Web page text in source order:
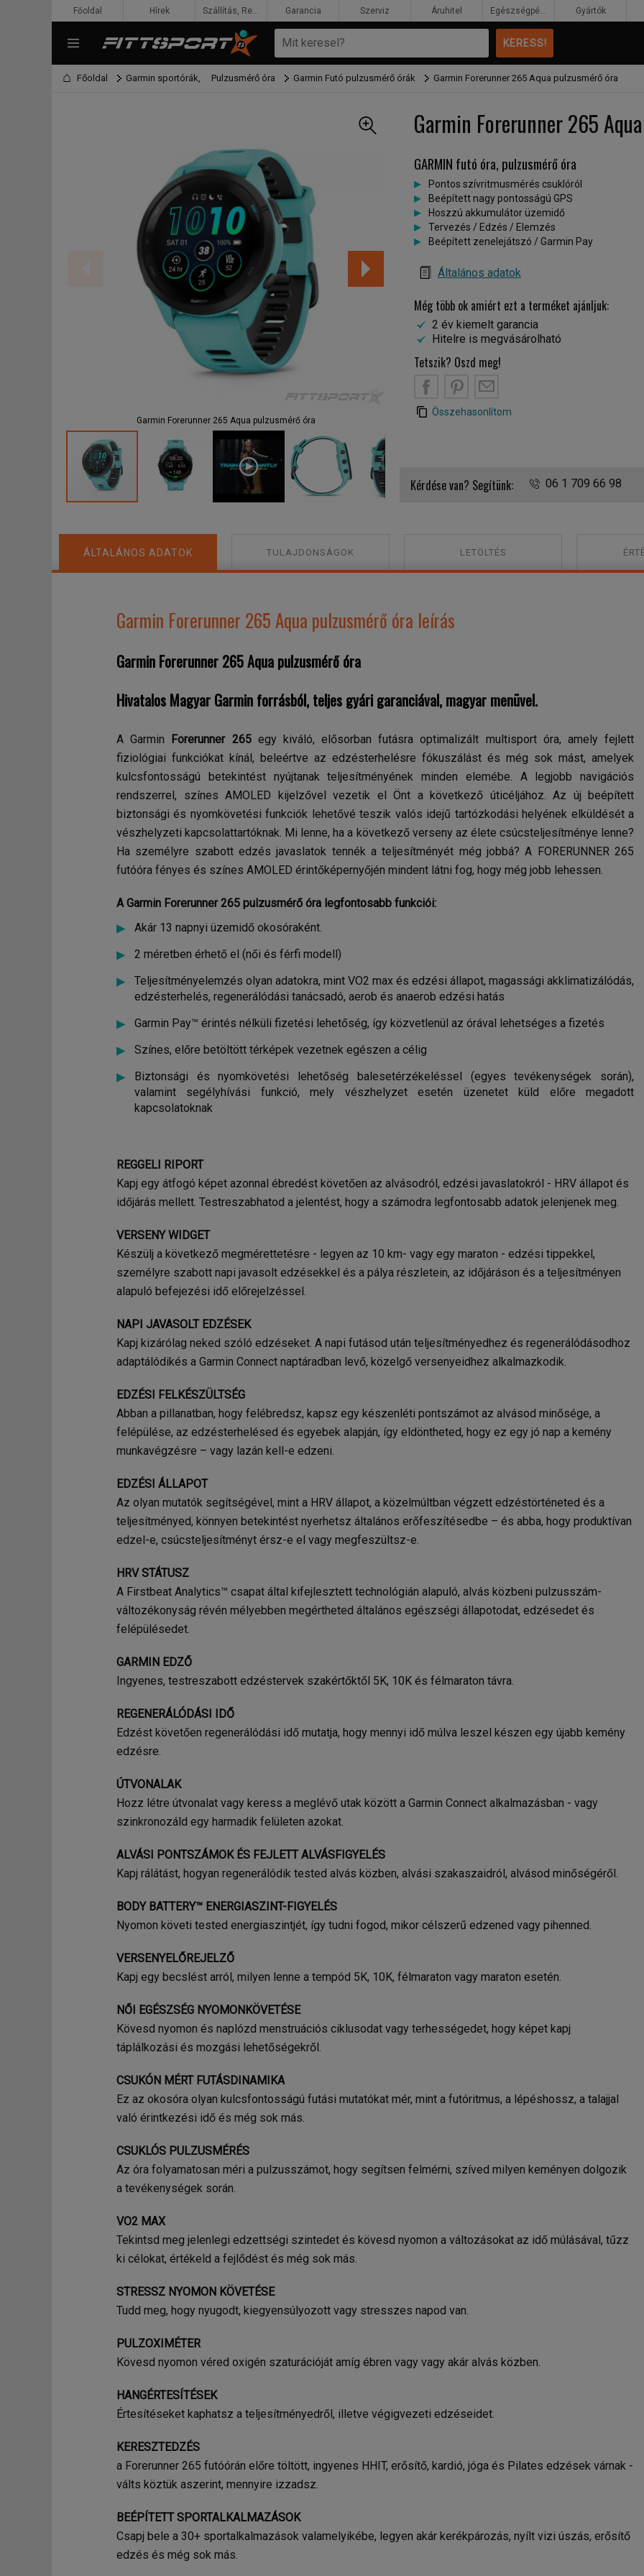
Főoldal Garmin sportórák, Pulzusmérő óra Garmin Futó pulzusmérő órák Garmin Forerunner 265 Aqua pulzusmérő óra
Garmin Forerunner 265
Garmin Forerunner 265 Aqua pulzusmérő óra
GARMIN futó óra, pulzusmérő óra
Pontos szívritmusmérés csuklóról
Beépített nagy pontosságú GPS
Hoszzú akkumulátor üzemidő
Tervezés / Edzés / Elemzés
Beépített zenelejátszó / Garmin Pay
Általános adatok
Még több ok amiért ezt a terméket ajánljuk:
2 év kiemelt garancia
Hitelre is megvásárolható
Tetszik? Oszd meg!
Összehasonlítom
Kérdése van? Segítünk: 06 1 709 66 98
ÁLTALÁNOS ADATOK TULAJDONSÁGOK LETÖLTÉS
Garmin Forerunner 265 Aqua pulzusmérő óra leírás
Garmin Forerunner 265 Aqua pulzusmérő óra
Hivatalos Magyar Garmin forrásból, teljes gyári garanciával, magyar menüvel.
A Garmin Forerunner 265egy kiváló, elősorban futásra optimalizált multisport óra, amely fejlett
fiziológiai funkciókat kínál, beleértve az edzésterhelésre fókuszálást és még sok mást, amelyek
kulcsfontosságú betekintést nyújtanak teljesítményének minden elemébe. A legjobb navigációs
rendszerrel, színes AMOLED kijelzővel vezetik el Önt a következő úticéljához. Az új beépített
biztonsági és nyomkövetési funkciók lehetővé teszik valós idejű tartózkodási helyének elküldését a
vészhelyzeti kapcsolattartóknak. Mi lenne, ha a következő verseny az élete csúcsteljesítménye lenne?
Ha személyre szabott edzés javaslatok tennék a teljesítményét még jobbá? A FORERUNNER 265
futóóra fényes és színes AMOLED érintőképernyőjén mindent látni fog, hogy még jobb lehessen.
A Garmin Forerunner 265 pulzusmérő óra legfontosabb funkciói:
Akár 13 napnyi üzemidő okosóraként.
2 méretben érhető el (női és férfi modell)
Teljesítményelemzés olyan adatokra, mint VO2 max és edzési állapot, magassági akklimatizálódás,
edzésterhelés, regenerálódási tanácsadó, aerob és anaerob edzési hatás
Garmin Pay™ érintés nélküli fizetési lehetőség, így közvetlenül az órával lehetséges a fizetés
Színes, előre betöltött térképek vezetnek egészen a célig
Biztonsági és nyomkövetési lehetőség balesetérzékeléssel (egyes tevékenységek során),
valamint segélyhívási funkció, mely vészhelyzet esetén üzenetet küld előre megadott
kapcsolatoknak
REGGELI RIPORT
Kapj egy átfogó képet azonnal ébredést követően az alvásodról, edzési javaslatokról - HRV állapot és
időjárás mellett. Testreszabhatod a jelentést, hogy a számodra legfontosabb adatok jelenjenek meg.
VERSENY WIDGET
Készülj a következő megmérettetésre - legyen az 10 km- vagy egy maraton - edzési tippekkel,
személyre szabott napi javasolt edzésekkel és a pálya részletein, az időjáráson és a teljesítményen
alapuló befejezési idő előrejelzéssel.
NAPI JAVASOLT EDZÉSEK
Kapj kizárólag neked szóló edzéseket. A napi futásod után teljesítményedhez és regenerálódásodhoz
adaptálódikés a Garmin Connect naptáradban levő, közelgő versenyeidhez alkalmazkodik.
EDZÉSI FELKÉSZÜLTSÉG
Abban a pillanatban, hogy felébredsz, kapsz egy készenléti pontszámot az alvásod minősége, a
felépülése, az edzésterhelésed és egyebek alapján, így eldöntheted, hogy ez egy jó nap a kemény
munkavégzésre – vagy lazán kell-e edzeni.
EDZÉSI ÁLLAPOT
Az olyan mutatók segítségével, mint a HRV állapot, a közelmúltban végzett edzéstörténeted és a
teljesítményed, könnyen betekintést nyerhetsz általános erőfeszítésedbe – és abba, hogy produktívan
edzel-e, csúcsteljesítményt érsz-e el vagy megfeszültsz-e.
HRV STÁTUSZ
A Firstbeat Analytics™ csapat által kifejlesztett technológián alapuló, alvás közbeni pulzusszám-
változékonyság révén mélyebben megértheted általános egészségi állapotodat, edzésedet és
felépülésedet.
GARMIN EDZŐ
Ingyenes, testreszabott edzéstervek szakértőktől 5K, 10K és félmaraton távra.
REGENERÁLÓDÁSI IDŐ
Edzést követően regenerálódási idő mutatja, hogy mennyi idő múlva leszel készen egy újabb kemény
edzésre.
ÚTVONALAK
Hozz létre útvonalat vagy keress a meglévő utak között a Garmin Connect alkalmazásban - vagy
szinkronozáld egy harmadik felületen azokat.
ALVÁSI PONTSZÁMOK ÉS FEJLETT ALVÁSFIGYELÉS
Kapj rálátást, hogyan regenerálódik tested alvás közben, alvási szakaszaidról, alvásod minőségéről.
BODY BATTERY™ ENERGIASZINT-FIGYELÉS
Nyomon követi tested energiaszintjét, így tudni fogod, mikor célszerű edzened vagy pihenned.
VERSENYELŐREJELZŐ
Kapj egy becslést arról, milyen lenne a tempód 5K, 10K, félmaraton vagy maraton esetén.
NŐI EGÉSZSÉG NYOMONKÖVETÉSE
Kövesd nyomon és naplózd menstruációs ciklusodat vagy terhességedet, hogy képet kapj
táplálkozási és mozgási lehetőségekről.
CSUKÓN MÉRT FUTÁSDINAMIKA
Ez az okosóra olyan kulcsfontosságú futási mutatókat mér, mint a futóritmus, a lépéshossz, a talajjal
való érintkezési idő és még sok más.
CSUKLÓS PULZUSMÉRÉS
Az óra folyamatosan méri a pulzusszámot, hogy segítsen felmérni, szíved milyen keményen dolgozik
a tevékenységek során.
VO2 MAX
Tekintsd meg jelenlegi edzettségi szintedet és kövesd nyomon a változásokat az idő múlásával, tűzz
ki célokat, értékeld a fejlődést és még sok más.
STRESSZ NYOMON KÖVETÉSE
Tudd meg, hogy nyugodt, kiegyensúlyozott vagy stresszes napod van.
PULZOXIMÉTER
Kövesd nyomon véred oxigén szaturációját amíg ébren vagy vagy akár alvás közben.
HANGÉRTESÍTÉSEK
Értesítéseket kaphatsz a teljesítményedről, illetve végigvezeti edzéseidet.
KERESZTEDZÉS
a Forerunner 265 futóórán előre töltött, ingyenes HHIT, erősítő, kardió, jóga és Pilates edzések várnak -
válts köztük aszerint, mennyire izzadsz.
BEÉPÍTETT SPORTALKALMAZÁSOK
Csapj bele a 30+ sportalkalmazások valamelyikébe, legyen akár kerékpározás, nyílt vizi úszás, erősítő
edzés és még sok más.
Főoldal Hírek Szállítás, Rendelés, Fizetés Garancia Szerviz Áruhitel Egészségpénztár Gyártók